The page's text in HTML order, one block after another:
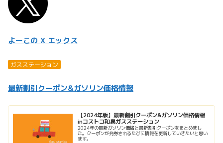
よーこの X エックス
ガスステーション
最新割引クーポン&ガソリン価格情報
【2024年版】最新割引クーポン&ガソリン価格情報
inコストコ和泉ガスステーション
2024年の最新ガソリン価格と最新割引クーポンをまとめまし
た。クーポンが発券されるたびに情報を更新していきたいと思い
ます。